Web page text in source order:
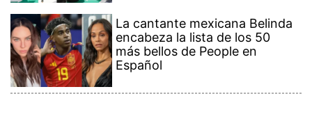
La cantante mexicana Belinda
encabeza la lista de los 50
más bellos de People en
Español